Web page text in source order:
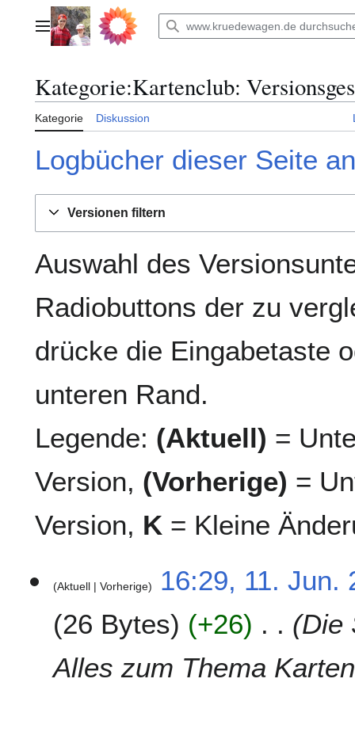
springenHauptmenü
Kategorie:Kartenclub:
Kategorie Diskussion
Logbücher dieser Seite
Versionen filtern
Auswahl des
Radiobuttons der zu
drücke die Eingabetaste
unteren Rand.
Legende: (Aktuell) =
Version, (Vorherige) =
Version, K = Kleine
1
Aktuell Vorherige
16:29, 11. Jun.
26 Bytes
+26
Die
Alles zum Thema